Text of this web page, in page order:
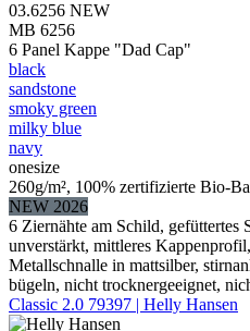
03.6256 NEW
MB 6256
6 Panel Kappe "Dad Cap"
black
sandstone
smoky green
milky blue
navy
onesize
260g/m², 100% zertifizierte Bio-
NEW 2026
6 Ziernähte am Schild, gefüttertes
unverstärkt, mittleres
Metallschnalle in mattsilber,
bügeln, nicht trocknergeeignet,
Classic 2.0 79397 | Helly Hansen